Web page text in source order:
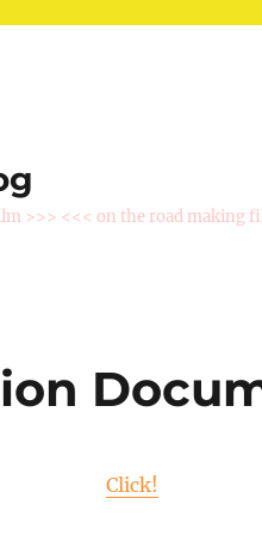
>>> <<< on the road making
Click!